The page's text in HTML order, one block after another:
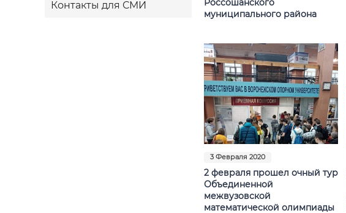
Контакты для СМИ
Россошанского
муниципального района
3 Февраля 2020
2 февраля прошел очный тур
Объединенной
межвузовской
математической олимпиады